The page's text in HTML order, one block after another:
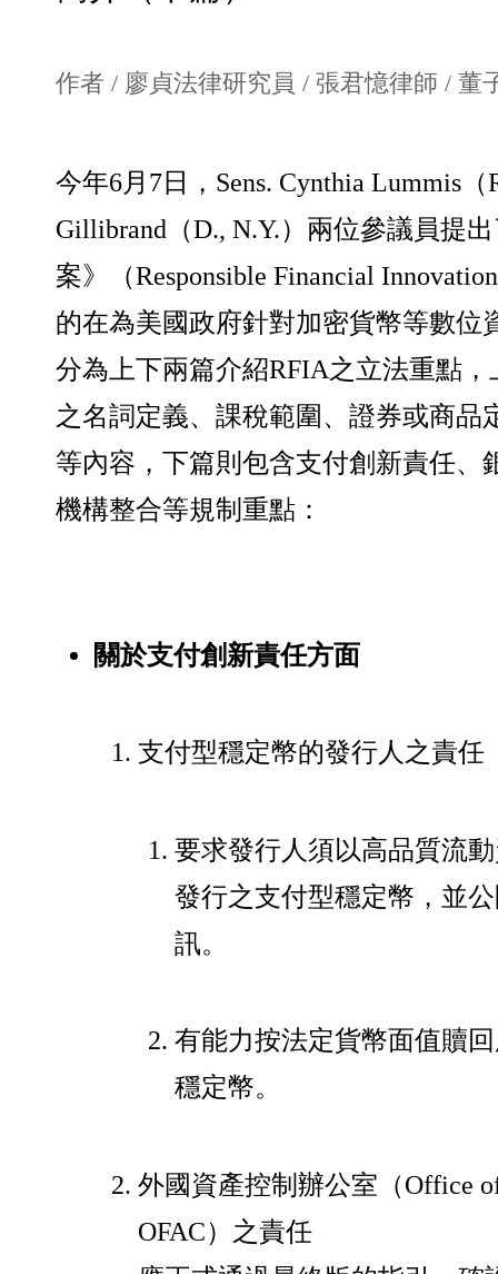
作者 / 廖貞法律研究員 / 張君憶律師 / 董
今年6月7日，Sens. Cynthia Lummis
Gillibrand（D., N.Y.）兩位參議員提
案》（Responsible Financial
的在為美國政府針對加密貨幣等數位
分為上下兩篇介紹RFIA之立法重點
之名詞定義、課稅範圍、證券或商品
等內容，下篇則包含支付創新責任、
機構整合等規制重點：
關於支付創新責任方面
支付型穩定幣的發行人之責任
要求發行人須以高品質流
發行之支付型穩定幣，並
訊。
有能力按法定貨幣面值贖
穩定幣。
外國資產控制辦公室（Office
OFAC）之責任